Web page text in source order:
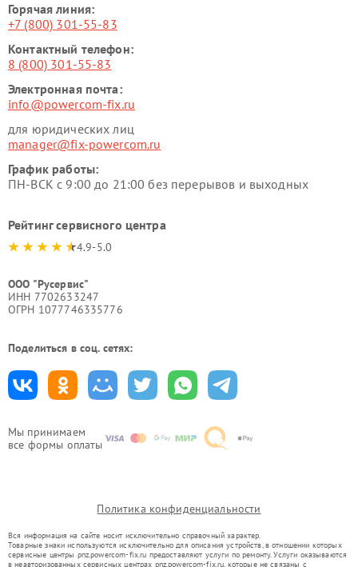
Мы принимаем
все формы оплаты
Горячая линия:
+7 (800) 301-55-83
Контактный телефон:
8 (800) 301-55-83
Электронная почта:
info@powercom-fix.ru
для юридических лиц
manager@fix-powercom.ru
График работы:
ПН-ВСК с 9:00 до 21:00 без перерывов и выходных
Рейтинг сервисного центра
4.9-5.0
ООО "Русервис"
ИНН 7702633247
ОГРН 1077746335776
Поделиться в соц. сетях:
Политика конфиденциальности
Вся информация на сайте носит исключительно справочный характер.
Товарные знаки используются исключительно для описания устройств, в отношении которых
сервисные центры pnz.powercom-fix.ru предоставляют услуги по ремонту. Услуги оказываются
в неавторизованных сервисных центрах pnz.powercom-fix.ru, которые не связаны с